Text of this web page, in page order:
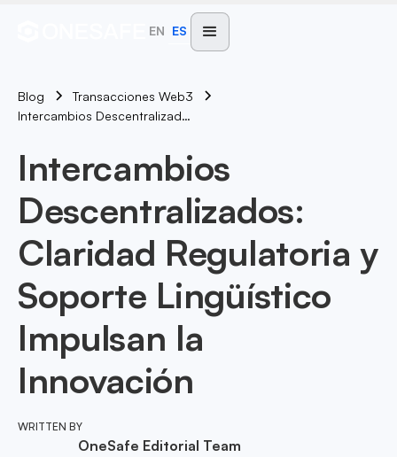
EN ES
Blog
Transacciones Web3
Intercambios Descentralizados: Claridad Regulatoria Y Soporte Lingüístico Impulsan La Innovación
Intercambios
Descentralizados:
Claridad Regulatoria y
Soporte Lingüístico
Impulsan la
Innovación
WRITTEN BY
OneSafe Editorial Team